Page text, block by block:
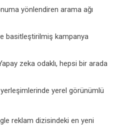
yönlendiren arama ağı
basitleştirilmiş kampanya
zeka odaklı, hepsi bir arada
yerel görünümlü
reklam dizisindeki en yeni